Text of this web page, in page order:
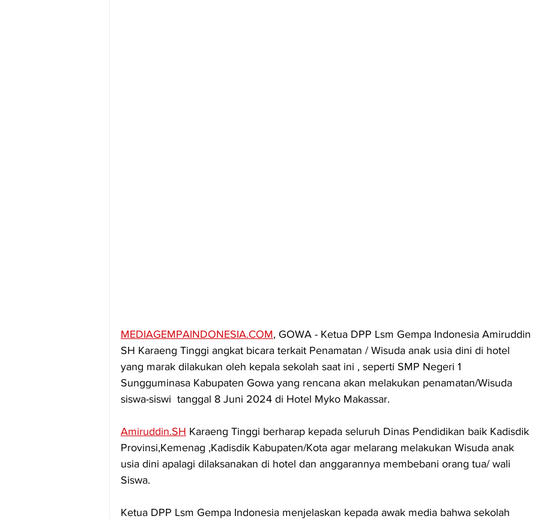
MEDIAGEMPAINDONESIA.COM, GOWA - Ketua DPP Lsm Gempa Indonesia Amiruddin
SH Karaeng Tinggi angkat bicara terkait Penamatan / Wisuda anak usia dini di hotel
yang marak dilakukan oleh kepala sekolah saat ini , seperti SMP Negeri 1
Sungguminasa Kabupaten Gowa yang rencana akan melakukan penamatan/Wisuda
siswa-siswi  tanggal 8 Juni 2024 di Hotel Myko Makassar.
Amiruddin.SH Karaeng Tinggi berharap kepada seluruh Dinas Pendidikan baik Kadisdik
Provinsi,Kemenag ,Kadisdik Kabupaten/Kota agar melarang melakukan Wisuda anak
usia dini apalagi dilaksanakan di hotel dan anggarannya membebani orang tua/ wali
Siswa.
Ketua DPP Lsm Gempa Indonesia menjelaskan kepada awak media bahwa sekolah